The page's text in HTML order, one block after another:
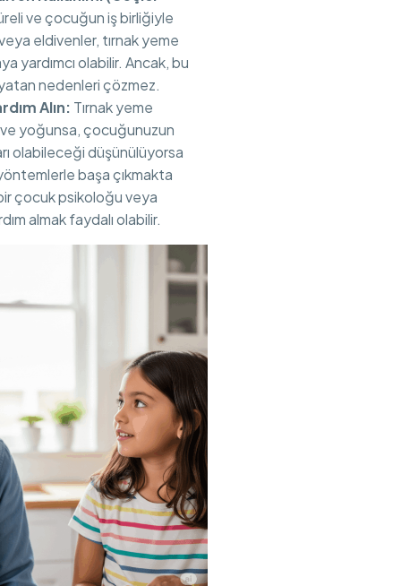
ve çocuğun iş birliğiyle
eldivenler, tırnak yeme
yardımcı olabilir. Ancak, bu
nedenleri çözmez.
Alın: Tırnak yeme
ve yoğunsa, çocuğunuzun
olabileceği düşünülüyorsa
başa çıkmakta
çocuk psikoloğu veya
almak faydalı olabilir.